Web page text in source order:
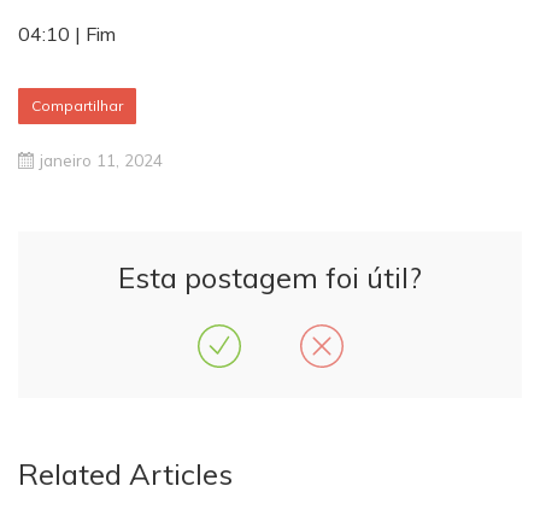
04:10 | Fim
Compartilhar
janeiro 11, 2024
Esta postagem foi útil?
Related Articles